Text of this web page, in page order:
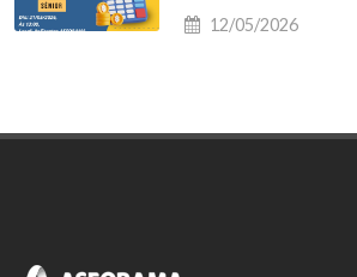
12/05/2026